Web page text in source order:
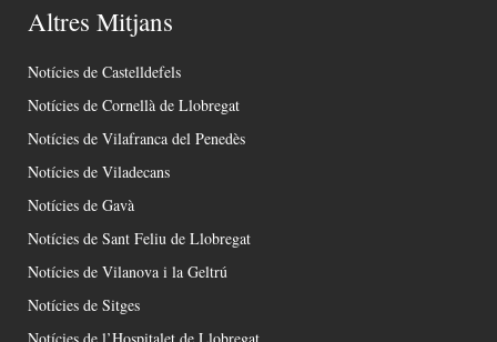
Altres Mitjans
Notícies de Castelldefels
Notícies de Cornellà de Llobregat
Notícies de Vilafranca del Penedès
Notícies de Viladecans
Notícies de Gavà
Notícies de Sant Feliu de Llobregat
Notícies de Vilanova i la Geltrú
Notícies de Sitges
Notícies de l’Hospitalet de Llobregat